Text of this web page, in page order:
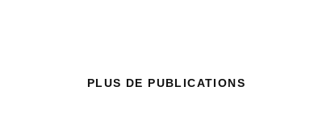
PLUS DE PUBLICATIONS